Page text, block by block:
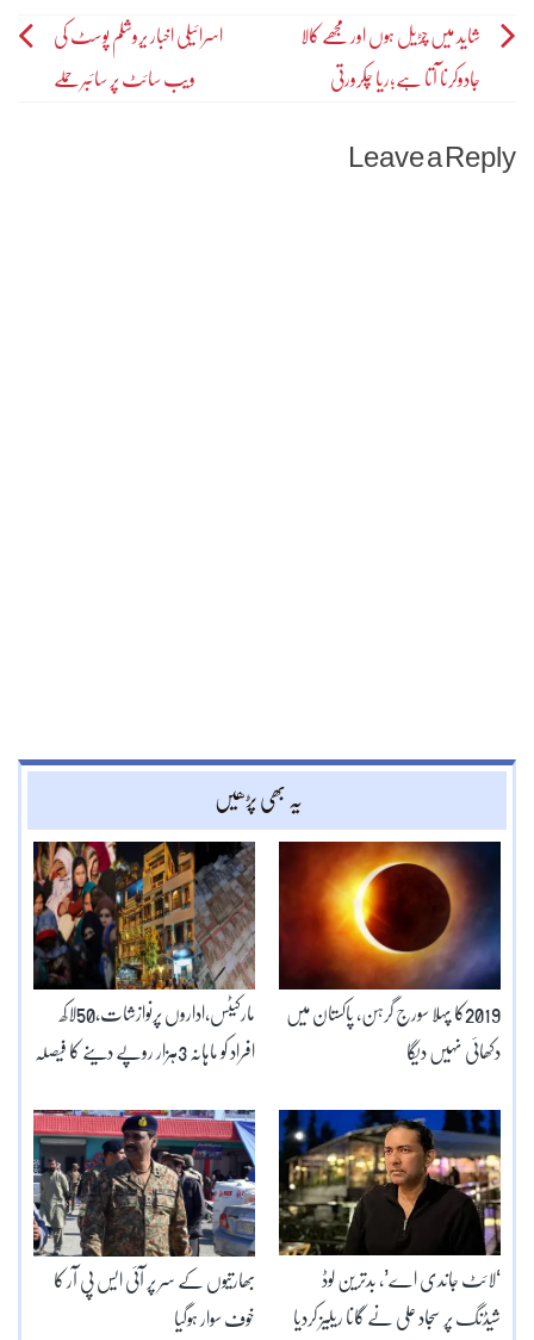
Post
navigation
شاید میں چڑیل ہوں اور مجھے کالا
جادوکرنا آتا ہے؛ریا چکرورتی
اسرائیلی اخبار یروشلم پوسٹ کی
ویب سائٹ پر سائبر حملے
Leave a Reply
یہ بھی پڑھیں
مارکیٹس،اداروں پرنوازشات،50لاکھ
افراد کو ماہانہ 3ہزار روپے دینے کا فیصلہ
2019کا پہلا سورج گرہن، پاکستان میں
دکھائی نہیں دیگا
بھارتیوں کے سر پر آئی ایس پی آر کا
خوف سوار ہوگیا
‘لائٹ جاندی اے’، بدترین لوڈ
شیڈنگ پر سجاد علی نے گانا ریلیز کردیا